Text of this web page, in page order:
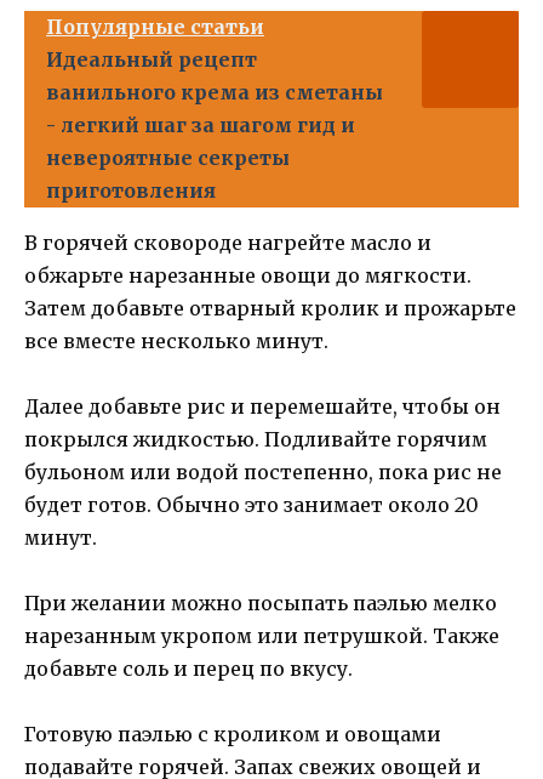
Популярные статьи
Идеальный рецепт
ванильного крема из сметаны
- легкий шаг за шагом гид и
невероятные секреты
приготовления
В горячей сковороде нагрейте масло и
обжарьте нарезанные овощи до мягкости.
Затем добавьте отварный кролик и прожарьте
все вместе несколько минут.
Далее добавьте рис и перемешайте, чтобы он
покрылся жидкостью. Подливайте горячим
бульоном или водой постепенно, пока рис не
будет готов. Обычно это занимает около 20
минут.
При желании можно посыпать паэлью мелко
нарезанным укропом или петрушкой. Также
добавьте соль и перец по вкусу.
Готовую паэлью с кроликом и овощами
подавайте горячей. Запах свежих овощей и